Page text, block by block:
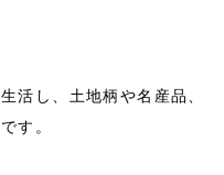
活し、土地柄や名産品、
す。